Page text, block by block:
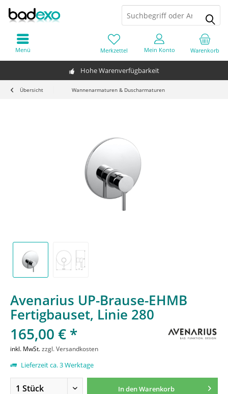
Hohe Warenverfügbarkeit
Warenkorb
Merkzettel Mein Konto
Menü
Übersicht Wannenarmaturen & Duscharmaturen
Avenarius UP-Brause-EHMB
Fertigbauset, Linie 280
165,00 € *
inkl. MwSt.zzgl. Versandkosten
Lieferzeit ca. 3 Werktage
In denWarenkorb